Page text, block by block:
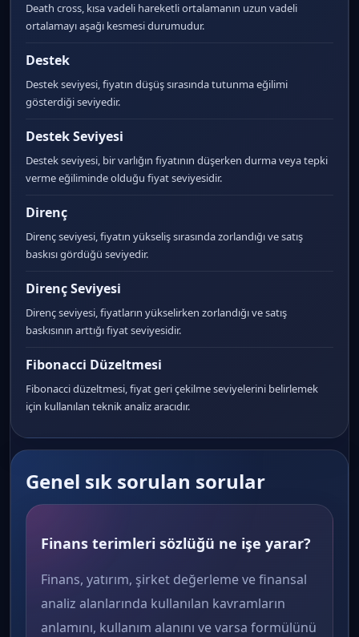
Death cross, kısa vadeli hareketli ortalamanın uzun vadeli
ortalamayı aşağı kesmesi durumudur.
Destek
Destek seviyesi, fiyatın düşüş sırasında tutunma eğilimi
gösterdiği seviyedir.
Destek Seviyesi
Destek seviyesi, bir varlığın fiyatının düşerken durma veya tepki
verme eğiliminde olduğu fiyat seviyesidir.
Direnç
Direnç seviyesi, fiyatın yükseliş sırasında zorlandığı ve satış
baskısı gördüğü seviyedir.
Direnç Seviyesi
Direnç seviyesi, fiyatların yükselirken zorlandığı ve satış
baskısının arttığı fiyat seviyesidir.
Fibonacci Düzeltmesi
Fibonacci düzeltmesi, fiyat geri çekilme seviyelerini belirlemek
için kullanılan teknik analiz aracıdır.
Genel sık sorulan sorular
Finans terimleri sözlüğü ne işe yarar?
Finans, yatırım, şirket değerleme ve finansal
analiz alanlarında kullanılan kavramların
anlamını, kullanım alanını ve varsa formülünü